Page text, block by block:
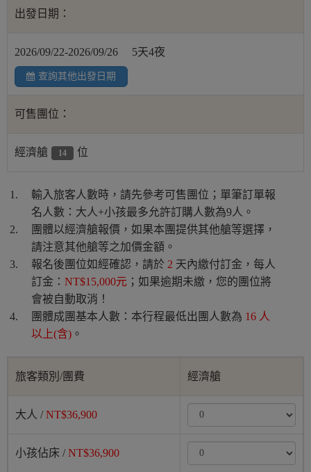
出發日期：
2026/09/22-2026/09/26 5天4夜
查詢其他出發日期
可售團位：
經濟艙 14 位
輸入旅客人數時，請先參考可售團位；單筆訂單報
名人數：大人+小孩最多允許訂購人數為9人。
團體以經濟艙報價，如果本團提供其他艙等選擇，
請注意其他艙等之加價金額。
報名後團位如經確認，請於 2 天內繳付訂金，每人
訂金： NT$15,000元 ；如果逾期未繳，您的團位將
會被自動取消！
團體成團基本人數：本行程最低出團人數為 16 人
以上(含) 。
旅客類別/團費 經濟艙
大人 /NT$36,900
小孩佔床 /NT$36,900